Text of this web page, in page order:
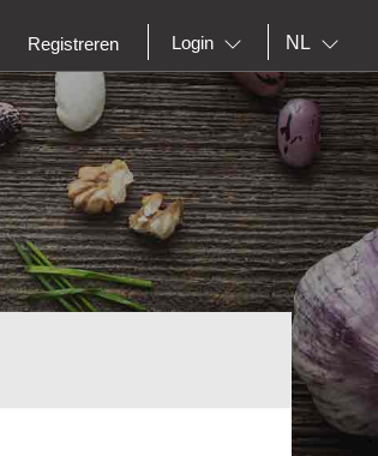
Registreren Login NL